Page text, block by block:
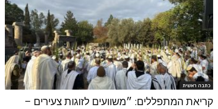
כתבה ראשית
קריאת המתפללים: ״משוועים לזוגות צעירים –